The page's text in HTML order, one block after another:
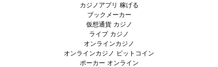
カジノアプリ 稼げる
ブックメーカー
仮想通貨 カジノ
ライブ カジノ
オンラインカジノ
オンラインカジノ ビットコイン
ポーカー オンライン